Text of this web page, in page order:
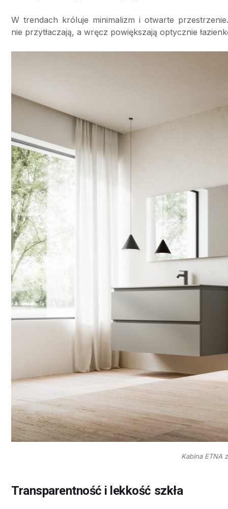
W trendach króluje minimalizm i otwarte
nie przytłaczają, a wręcz powiększają optycznie
Kabina ETNA
Transparentność i lekkość szkła